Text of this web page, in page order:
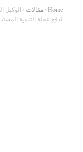
Home
/ مقالات / الوكيل
لدفع عجلة التنمية